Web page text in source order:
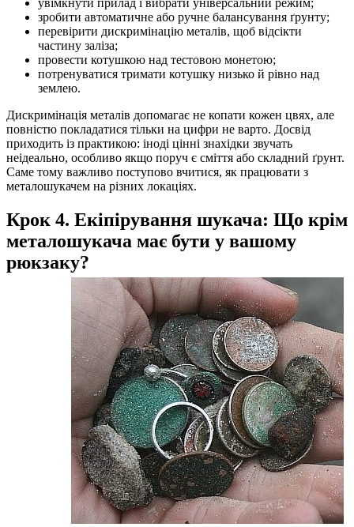
увімкнути прилад і вибрати універсальний режим;
зробити автоматичне або ручне балансування ґрунту;
перевірити дискримінацію металів, щоб відсікти
частину заліза;
провести котушкою над тестовою монетою;
потренуватися тримати котушку низько й рівно над
землею.
Дискримінація металів допомагає не копати кожен цвях, але
повністю покладатися тільки на цифри не варто. Досвід
приходить із практикою: іноді цінні знахідки звучать
неідеально, особливо якщо поруч є сміття або складний ґрунт.
Саме тому важливо поступово вчитися, як працювати з
металошукачем на різних локаціях.
Крок 4. Екіпірування шукача: Що крім
металошукача має бути у вашому
рюкзаку?